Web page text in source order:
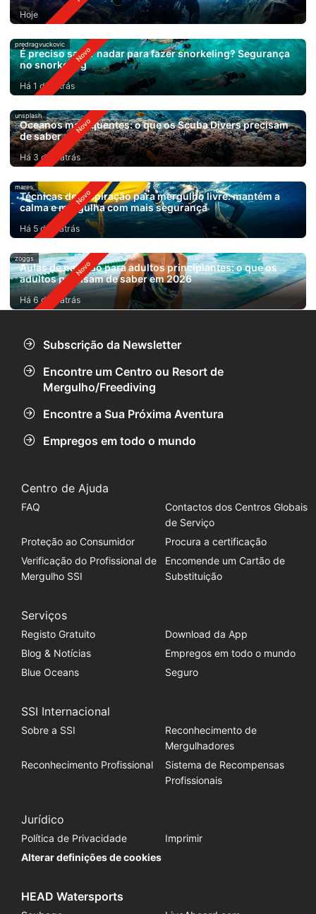
Hoje
predragvuckovic
É preciso saber nadar para fazer snorkeling? Segurança
no snorkeling
Há 1 dia atrás
unsplash
Oceanos mais quentes: o que os Scuba Divers precisam
de saber
Há 3 dias atrás
mares
Técnicas de respiração para mergulho livre: mantém a
calma e mergulha com mais segurança
Há 5 dias atrás
zoggs
Aulas de natação para adultos principiantes: o que os
adultos precisam de saber em 2026
Há 6 dias atrás
Subscrição da Newsletter
Encontre um Centro ou Resort de
Mergulho/Freediving
Encontre a Sua Próxima Aventura
Empregos em todo o mundo
Centro de Ajuda
FAQ
Contactos dos Centros Globais
de Serviço
Proteção ao Consumidor
Procura a certificação
Verificação do Profissional de
Mergulho SSI
Encomende um Cartão de
Substituição
Serviços
Registo Gratuito
Download da App
Blog & Notícias
Empregos em todo o mundo
Blue Oceans
Seguro
SSI Internacional
Sobre a SSI
Reconhecimento de
Mergulhadores
Reconhecimento Profissional
Sistema de Recompensas
Profissionais
Jurídico
Política de Privacidade
Imprimir
Alterar definições de cookies
HEAD Watersports